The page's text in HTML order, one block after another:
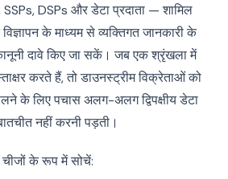
SSPs, DSPs और डेटा प्रदाता — शामिल
विज्ञापन के माध्यम से व्यक्तिगत जानकारी के
दावे किए जा सकें। जब एक श्रृंखला में
करते हैं, तो डाउनस्ट्रीम विक्रेताओं को
के लिए पचास अलग-अलग द्विपक्षीय डेटा
नहीं करनी पड़ती।
के रूप में सोचें: